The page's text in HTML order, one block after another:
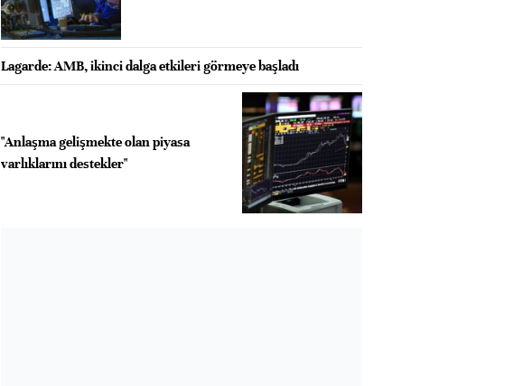
Lagarde: AMB, ikinci dalga etkileri görmeye başladı
"Anlaşma gelişmekte olan piyasa
varlıklarını destekler"